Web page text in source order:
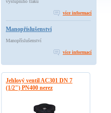
výstupního tlaku
více informací
Manopříslušenství
Manopříslušenství
více informací
Jehlový ventil AC301 DN 7
(1/2") PN400 nerez